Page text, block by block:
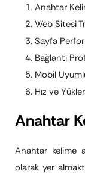
Anahtar
Web Sitesi
Sayfa
Bağlantı
Mobil
Hız ve
Anahtar
Anahtar kelime
olarak yer